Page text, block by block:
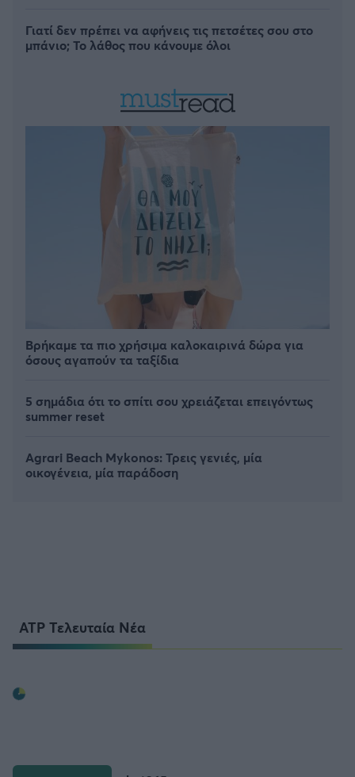
Γιατί δεν πρέπει να αφήνεις τις πετσέτες σου στο
μπάνιο; Το λάθος που κάνουμε όλοι
Βρήκαμε τα πιο χρήσιμα καλοκαιρινά δώρα για
όσους αγαπούν τα ταξίδια
5 σημάδια ότι το σπίτι σου χρειάζεται επειγόντως
summer reset
Agrari Beach Mykonos: Τρεις γενιές, μία
οικογένεια, μία παράδοση
ATP Τελευταία Νέα